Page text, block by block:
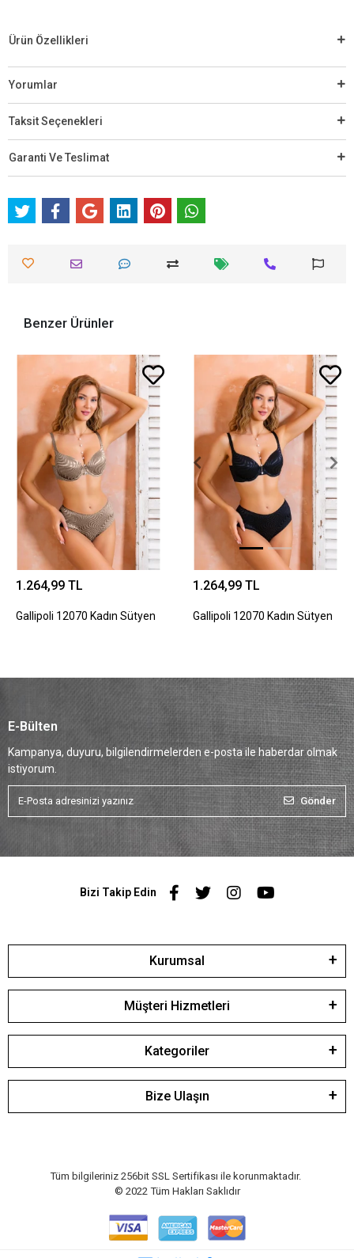
Ürün Özellikleri
Yorumlar
Taksit Seçenekleri
Garanti Ve Teslimat
Benzer Ürünler
1.264,99 TL
Gallipoli 12070 Kadın Sütyen
1.264,99 TL
Gallipoli 12070 Kadın Sütyen
E-Bülten
Kampanya, duyuru, bilgilendirmelerden e-posta ile haberdar olmak
istiyorum.
Gönder
Bizi Takip Edin
Kurumsal
Müşteri Hizmetleri
Kategoriler
Bize Ulaşın
Tüm bilgileriniz 256bit SSL Sertifikası ile korunmaktadır.
© 2022 Tüm Hakları Saklıdır